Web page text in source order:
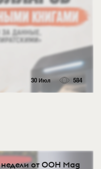
30 Июл 584
от OOH Mag